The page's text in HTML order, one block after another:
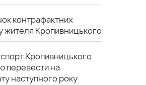
контрафактних
жителя Кропивницького
Кропивницького
перевести на
наступного року